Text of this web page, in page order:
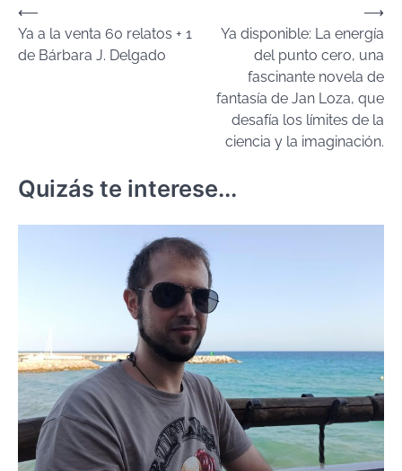
Navegación
de
⟵
Ya a la venta 60 relatos + 1
de Bárbara J. Delgado
Ya disponible: La energía
del punto cero, una
fascinante novela de
fantasía de Jan Loza, que
desafía los límites de la
ciencia y la imaginación.
⟶
Quizás te interese...